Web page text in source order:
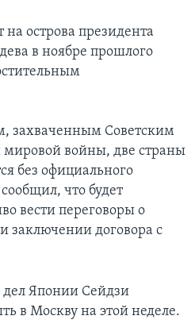
острова президента
в ноябре прошлого
захваченным Советским
мировой войны, две страны
без официального
что будет
вести переговоры о
заключении договора с
Японии Сейдзи
в Москву на этой неделе.